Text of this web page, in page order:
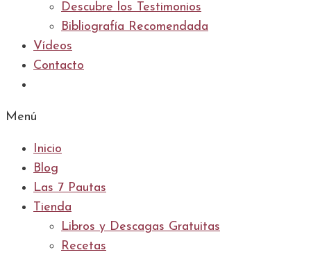
Descubre los Testimonios
Bibliografía Recomendada
Vídeos
Contacto
Menú
Inicio
Blog
Las 7 Pautas
Tienda
Libros y Descagas Gratuitas
Recetas